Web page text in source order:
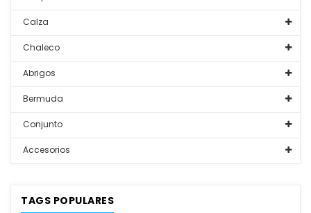
Calza
Chaleco
Abrigos
Bermuda
Conjunto
Accesorios
TAGS POPULARES